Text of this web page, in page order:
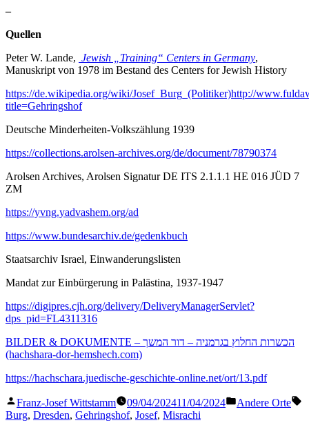
–
Quellen
Peter W. Lande, Jewish „Training“ Centers in Germany,
Manuskript von 1978 im Bestand des Centers for Jewish History
https://de.wikipedia.org/wiki/Josef_Burg_(Politiker)http://
title=Gehringshof
Deutsche Minderheiten-Volkszählung 1939
https://collections.arolsen-archives.org/de/document/78790374
Arolsen Archives, Arolsen Signatur DE ITS 2.1.1.1 HE 016 JÜD 7
ZM
https://yvng.yadvashem.org/ad
https://www.bundesarchiv.de/gedenkbuch
Staatsarchiv Israel, Einwanderungslisten
Mandat zur Einbürgerung in Palästina, 1937-1947
https://digipres.cjh.org/delivery/DeliveryManagerServlet?
dps_pid=FL4311316
BILDER & DOKUMENTE – הכשרות החלוץ בגרמניה – דור המשך
(hachshara-dor-hemshech.com)
https://hachschara.juedische-geschichte-online.net/ort/13.pdf
Veröffentlicht
von
Franz-Josef Wittstamm 09/04/202411/04/2024
Veröffentlicht
Andere Orte
Burg, Dresden, Gehringshof, Josef, Misrachi